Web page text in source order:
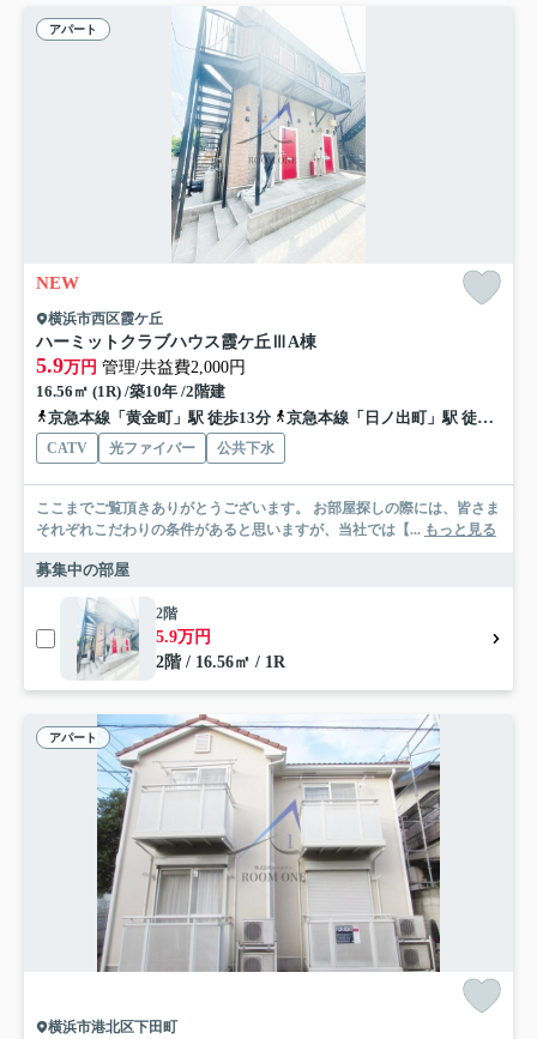
アパート
NEW
横浜市西区霞ケ丘
ハーミットクラブハウス霞ケ丘ⅢA棟
5.9万円 管理/共益費2,000円
16.56㎡ (1R) /築10年 /2階建
京急本線「黄金町」駅 徒歩13分
京急本線「日ノ出町」駅 徒歩15分
CATV 光ファイバー 公共下水
ここまでご覧頂きありがとうございます。 お部屋探しの際には、皆さま
それぞれこだわりの条件があると思いますが、当社では【... もっと見る
募集中の部屋
2階
5.9万円
2階 / 16.56㎡ / 1R
アパート
横浜市港北区下田町